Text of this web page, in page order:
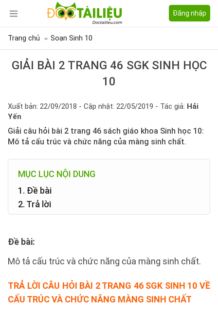
Đăng nhập
Trang chủ Soạn Sinh 10
GIẢI BÀI 2 TRANG 46 SGK SINH HỌC
10
Xuất bản: 22/09/2018 - Cập nhật: 22/05/2019 - Tác giả: Hải
Yến
Giải câu hỏi bài 2 trang 46 sách giáo khoa Sinh học 10:
Mô tả cấu trúc và chức năng của màng sinh chất.
MỤC LỤC NỘI DUNG
1. Đề bài
2. Trả lời
Đề bài:
Mô tả cấu trúc và chức năng của màng sinh chất.
TRẢ LỜI CÂU HỎI BÀI 2 TRANG 46 SGK SINH 10 VỀ
CẤU TRÚC VÀ CHỨC NĂNG MÀNG SINH CHẤT